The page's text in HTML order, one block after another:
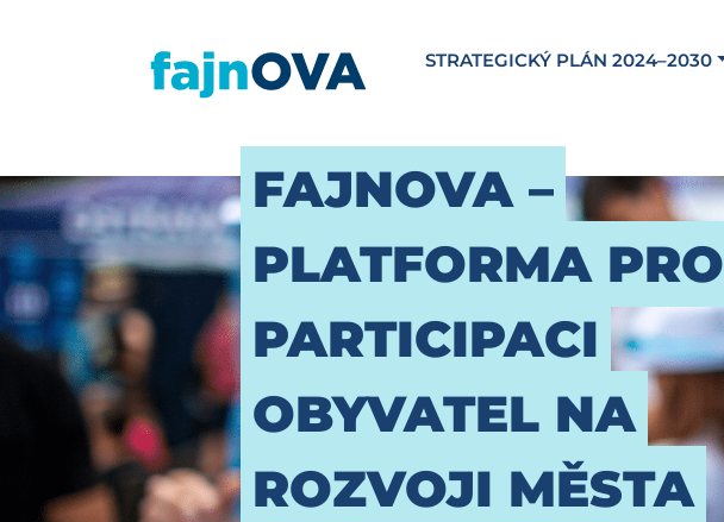
STRATEGICKÝ PLÁN 2024–2030
FAJNOVA –
PLATFORMA PRO
PARTICIPACI
OBYVATEL NA
ROZVOJI MĚSTA